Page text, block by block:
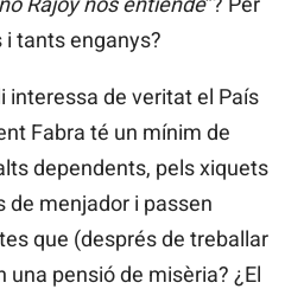
tants enganys?
interessa de veritat el País
Fabra té un mínim de
dependents, pels xiquets
de menjador i passen
que (després de treballar
una pensió de misèria? ¿El